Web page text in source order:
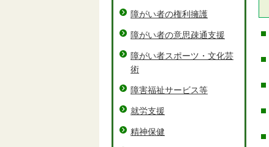
障がい者の権利擁護
障がい者の意思疎通支援
障がい者スポーツ・文化芸
術
障害福祉サービス等
就労支援
精神保健